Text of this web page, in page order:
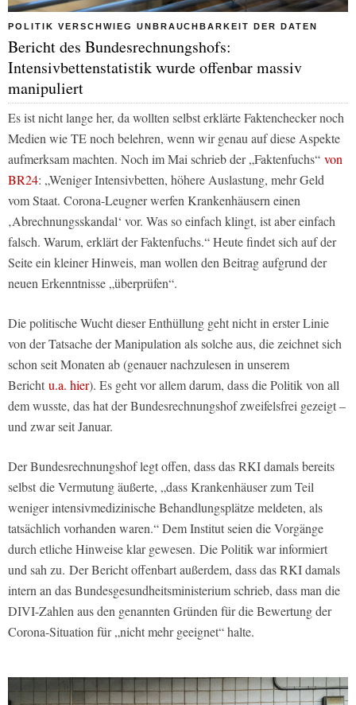
POLITIK VERSCHWIEG UNBRAUCHBARKEIT DER DATEN
Bericht des Bundesrechnungshofs:
Intensivbettenstatistik wurde offenbar massiv
manipuliert
Es ist nicht lange her, da wollten selbst erklärte Faktenchecker noch
Medien wieTEnoch belehren, wenn wir genau auf diese Aspekte
aufmerksam machten. Noch im Mai schrieb der „Faktenfuchs“ von
BR24: „Weniger Intensivbetten, höhere Auslastung, mehr Geld
vom Staat. Corona-Leugner werfen Krankenhäusern einen
‚Abrechnungsskandal‘ vor. Was so einfach klingt, ist aber einfach
falsch. Warum, erklärt der Faktenfuchs.“ Heute findet sich auf der
Seite ein kleiner Hinweis, man wollen den Beitrag aufgrund der
neuen Erkenntnisse „überprüfen“.
Die politische Wucht dieser Enthüllung geht nicht in erster Linie
von der Tatsache der Manipulation als solche aus, die zeichnet sich
schon seit Monaten ab (genauer nachzulesen in unserem
Bericht u.a. hier). Es geht vor allem darum, dass die Politik von all
dem wusste, das hat der Bundesrechnungshof zweifelsfrei gezeigt –
und zwar seit Januar.
Der Bundesrechnungshof legt offen, dass das RKI damals bereits
selbst die Vermutung äußerte, „dass Krankenhäuser zum Teil
weniger intensivmedizinische Behandlungsplätze meldeten, als
tatsächlich vorhanden waren.“ Dem Institut seien die Vorgänge
durch etliche Hinweise klar gewesen. Die Politik war informiert
und sah zu. Der Bericht offenbart außerdem, dass das RKI damals
intern an das Bundesgesundheitsministerium schrieb, dass man die
DIVI-Zahlen aus den genannten Gründen für die Bewertung der
Corona-Situation für „nicht mehr geeignet“ halte.